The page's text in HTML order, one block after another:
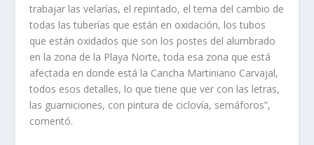
trabajar las velarías, el repintado, el tema del cambio de
todas las tuberías que están en oxidación, los tubos
que están oxidados que son los postes del alumbrado
en la zona de la Playa Norte, toda esa zona que está
afectada en donde está la Cancha Martiniano Carvajal,
todos esos detalles, lo que tiene que ver con las letras,
las guarniciones, con pintura de ciclovía, semáforos”,
comentó.